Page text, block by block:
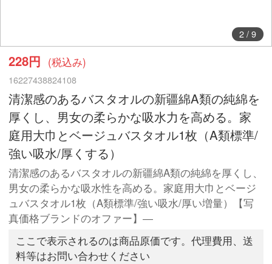
2/ 9
228円 (税込み)
16227438824108
清潔感のあるバスタオルの新疆綿A類の純綿を
厚くし、男女の柔らかな吸水力を高める。家
庭用大巾とベージュバスタオル1枚（A類標準/
強い吸水/厚くする）
清潔感のあるバスタオルの新疆綿A類の純綿を厚くし、
男女の柔らかな吸水性を高める。家庭用大巾とベージ
ュバスタオル1枚（A類標準/強い吸水/厚い増量）【写
真価格ブランドのオファー】―
ここで表示されるのは商品原価です。代理費用、送
料等はお問い合わせください